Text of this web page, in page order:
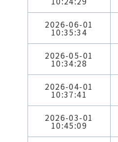
2026-06-01
10:35:34
2026-05-01
10:34:28
2026-04-01
10:37:41
2026-03-01
10:45:09